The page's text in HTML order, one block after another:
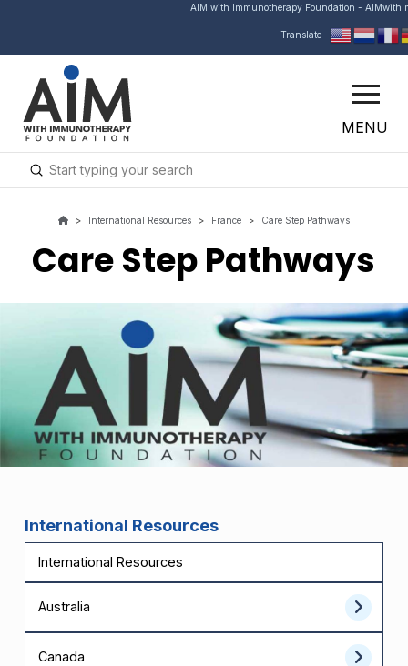
AIM with Immunotherapy Foundation -
Translate
MENU
Search
Submit
Care Step Pathways
> International Resources > France > Care Step Pathways
International Resources
International Resources
Australia
Canada